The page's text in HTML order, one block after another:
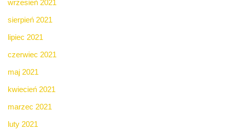
wrzesień 2021
sierpień 2021
lipiec 2021
czerwiec 2021
maj 2021
kwiecień 2021
marzec 2021
luty 2021